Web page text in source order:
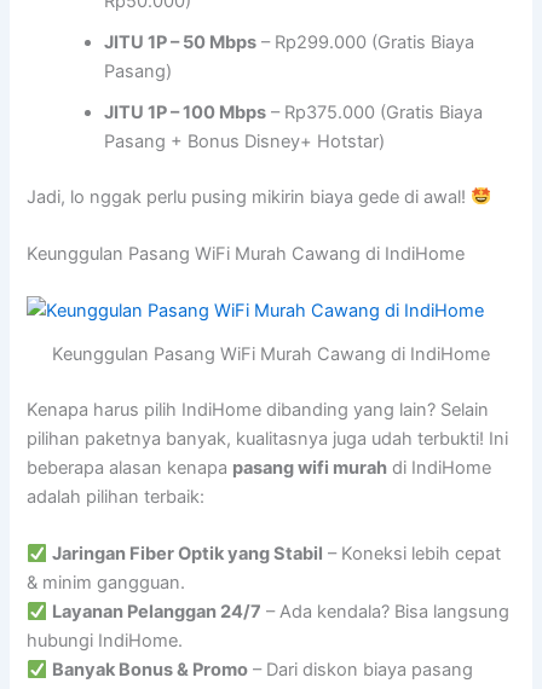
JITU 1P – 50 Mbps – Rp299.000 (Gratis Biaya
Pasang)
JITU 1P – 100 Mbps – Rp375.000 (Gratis Biaya
Pasang + Bonus Disney+ Hotstar)
Jadi, lo nggak perlu pusing mikirin biaya gede di awal!
Keunggulan Pasang WiFi Murah Cawang di IndiHome
Keunggulan Pasang WiFi Murah Cawang di IndiHome
Kenapa harus pilih IndiHome dibanding yang lain? Selain
pilihan paketnya banyak, kualitasnya juga udah terbukti! Ini
beberapa alasan kenapa pasang wifi murah di IndiHome
adalah pilihan terbaik:
Jaringan Fiber Optik yang Stabil – Koneksi lebih cepat
& minim gangguan.
Layanan Pelanggan 24/7 – Ada kendala? Bisa langsung
hubungi IndiHome.
Banyak Bonus & Promo – Dari diskon biaya pasang